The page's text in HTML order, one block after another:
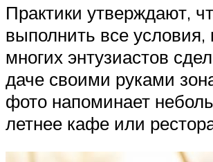
Практики утверждают,
выполнить все условия,
многих энтузиастов
даче своими руками
фото напоминает
летнее кафе или